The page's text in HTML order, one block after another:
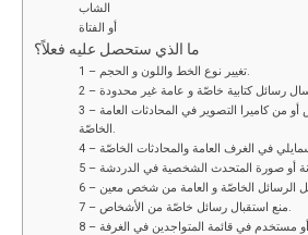
الشاب
أو الفتاة
ما الذي ستحصل عليه فعلاً؟
1 – تغيير نوع الخط واللون و الحجم.
3 – إرسال صور من المعرض أو من كاميرا التصوير في المحادثات العامة
الخاصّة.
7 – منع استقبال رسائل خاصّة من الأشخاص.